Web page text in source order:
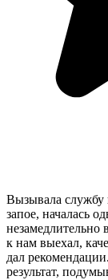
Вызывала службу
запое, началась
незамедлительно
к нам выехал,
дал
результат,